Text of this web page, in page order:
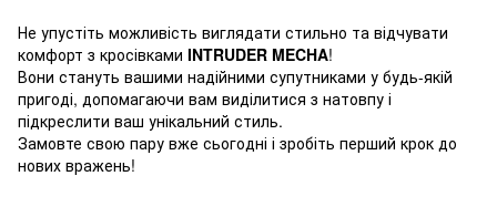
Не упустіть можливість виглядати стильно та відчувати
комфорт з кросівками INTRUDER MECHA!
Вони стануть вашими надійними супутниками у будь-якій
пригоді, допомагаючи вам виділитися з натовпу і
підкреслити ваш унікальний стиль.
Замовте свою пару вже сьогодні і зробіть перший крок до
нових вражень!